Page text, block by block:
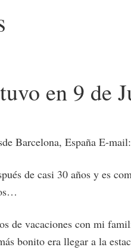
en 9 de
Barcelona, España E-
de casi 30 años y es
de vacaciones con mi
bonito era llegar a la